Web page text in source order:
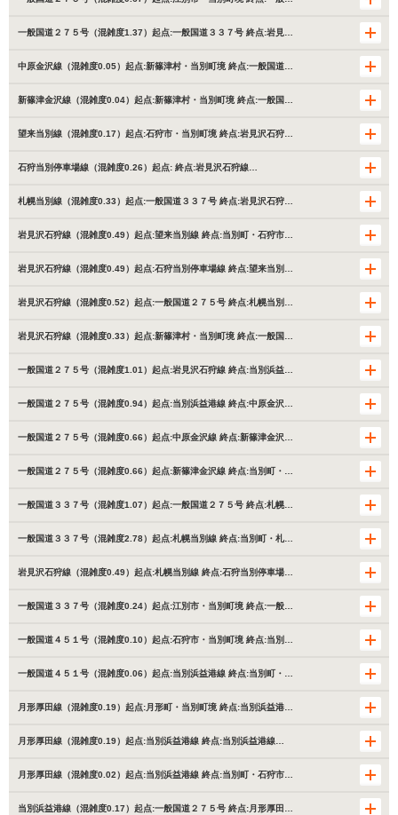
一般国道２７５号（混雑度1.37）起点:一般国道３３７号 終点:岩見…
中原金沢線（混雑度0.05）起点:新篠津村・当別町境 終点:一般国道…
新篠津金沢線（混雑度0.04）起点:新篠津村・当別町境 終点:一般国…
望来当別線（混雑度0.17）起点:石狩市・当別町境 終点:岩見沢石狩…
石狩当別停車場線（混雑度0.26）起点: 終点:岩見沢石狩線…
札幌当別線（混雑度0.33）起点:一般国道３３７号 終点:岩見沢石狩…
岩見沢石狩線（混雑度0.49）起点:望来当別線 終点:当別町・石狩市…
岩見沢石狩線（混雑度0.49）起点:石狩当別停車場線 終点:望来当別…
岩見沢石狩線（混雑度0.52）起点:一般国道２７５号 終点:札幌当別…
岩見沢石狩線（混雑度0.33）起点:新篠津村・当別町境 終点:一般国…
一般国道２７５号（混雑度1.01）起点:岩見沢石狩線 終点:当別浜益…
一般国道２７５号（混雑度0.94）起点:当別浜益港線 終点:中原金沢…
一般国道２７５号（混雑度0.66）起点:中原金沢線 終点:新篠津金沢…
一般国道２７５号（混雑度0.66）起点:新篠津金沢線 終点:当別町・…
一般国道３３７号（混雑度1.07）起点:一般国道２７５号 終点:札幌…
一般国道３３７号（混雑度2.78）起点:札幌当別線 終点:当別町・札…
岩見沢石狩線（混雑度0.49）起点:札幌当別線 終点:石狩当別停車場…
一般国道３３７号（混雑度0.24）起点:江別市・当別町境 終点:一般…
一般国道４５１号（混雑度0.10）起点:石狩市・当別町境 終点:当別…
一般国道４５１号（混雑度0.06）起点:当別浜益港線 終点:当別町・…
月形厚田線（混雑度0.19）起点:月形町・当別町境 終点:当別浜益港…
月形厚田線（混雑度0.19）起点:当別浜益港線 終点:当別浜益港線…
月形厚田線（混雑度0.02）起点:当別浜益港線 終点:当別町・石狩市…
当別浜益港線（混雑度0.17）起点:一般国道２７５号 終点:月形厚田…